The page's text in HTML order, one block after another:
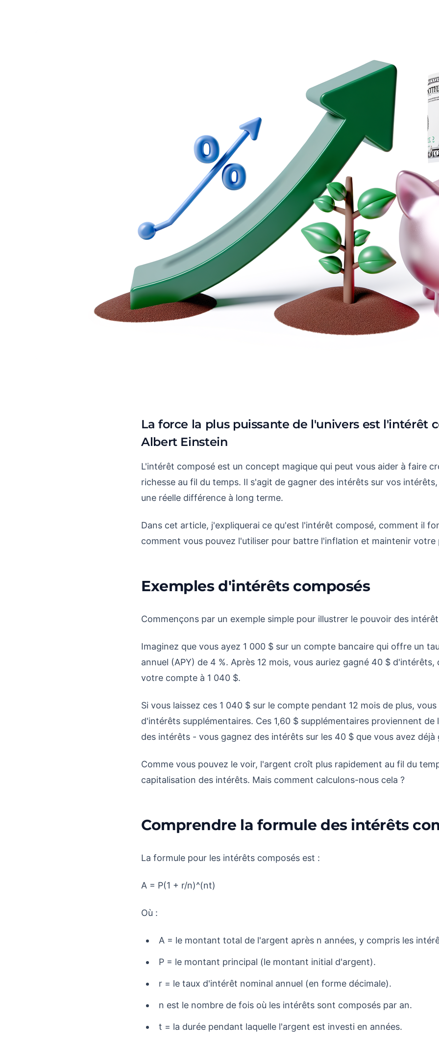
Comment utiliser les intérêts composés pour battre l'inflation
La force la plus puissante de l'univers est l'intérêt
Albert Einstein
L'intérêt composé est un concept magique qui peut vous aider à faire
richesse au fil du temps. Il s'agit de gagner des intérêts sur vos
une réelle différence à long terme.
Dans cet article, j'expliquerai ce qu'est l'intérêt composé, comment il
comment vous pouvez l'utiliser pour battre l'inflation et maintenir votre
Exemples d'intérêts composés
Commençons par un exemple simple pour illustrer le pouvoir des
Imaginez que vous ayez 1 000 $ sur un compte bancaire qui offre un
annuel (APY) de 4 %. Après 12 mois, vous auriez gagné 40 $
votre compte à 1 040 $.
Si vous laissez ces 1 040 $ sur le compte pendant 12 mois de plus,
d'intérêts supplémentaires. Ces 1,60 $ supplémentaires proviennent de
des intérêts - vous gagnez des intérêts sur les 40 $ que vous avez déjà
Comme vous pouvez le voir, l'argent croît plus rapidement au fil du
capitalisation des intérêts. Mais comment calculons-nous cela ?
Comprendre la formule des intérêts
La formule pour les intérêts composés est :
A = P(1 + r/n)^(nt)
Où :
A = le montant total de l'argent après n années, y compris les
P = le montant principal (le montant initial d'argent).
r = le taux d'intérêt nominal annuel (en forme décimale).
n est le nombre de fois où les intérêts sont composés par an.
t = la durée pendant laquelle l'argent est investi en années.